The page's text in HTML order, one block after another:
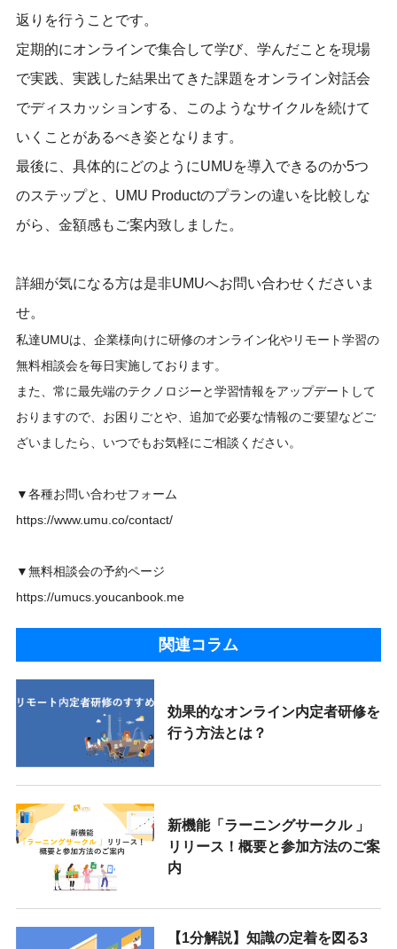
返りを行うことです。
定期的にオンラインで集合して学び、学んだことを現場
で実践、実践した結果出てきた課題をオンライン対話会
でディスカッションする、このようなサイクルを続けて
いくことがあるべき姿となります。
最後に、具体的にどのようにUMUを導入できるのか5つ
のステップと、UMU Productのプランの違いを比較しな
がら、金額感もご案内致しました。
詳細が気になる方は是非UMUへお問い合わせくださいま
せ。
私達UMUは、企業様向けに研修のオンライン化やリモート学習の
無料相談会を毎日実施しております。
また、常に最先端のテクノロジーと学習情報をアップデートして
おりますので、お困りごとや、追加で必要な情報のご要望などご
ざいましたら、いつでもお気軽にご相談ください。
▼各種お問い合わせフォーム
https://www.umu.co/contact/
▼無料相談会の予約ページ
https://umucs.youcanbook.me
関連コラム
効果的なオンライン内定者研修を
行う方法とは？
新機能「ラーニングサークル 」
リリース！概要と参加方法のご案
内
【1分解説】知識の定着を図る3